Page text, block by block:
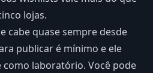
lojas.
cabe quase sempre desde
publicar é mínimo e ele
laboratório. Você pode